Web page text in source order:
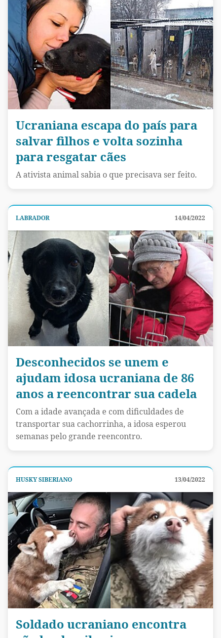
Ucraniana escapa do país para
salvar filhos e volta sozinha
para resgatar cães
A ativista animal sabia o que precisava ser feito.
LABRADOR 14/04/2022
Desconhecidos se unem e
ajudam idosa ucraniana de 86
anos a reencontrar sua cadela
Com a idade avançada e com dificuldades de
transportar sua cachorrinha, a idosa esperou
semanas pelo grande reencontro.
HUSKY SIBERIANO 13/04/2022
Soldado ucraniano encontra